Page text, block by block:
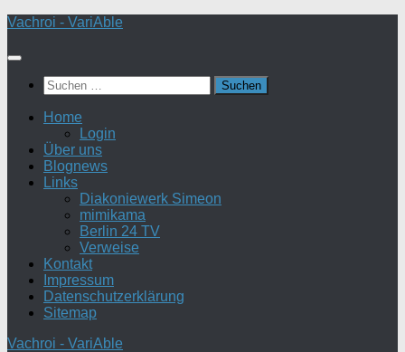
Zum
springen
Vachroi - VariAble
Suchen
nach:
Home
Login
Über uns
Blognews
Links
Diakoniewerk Simeon
mimikama
Berlin 24 TV
Verweise
Kontakt
Impressum
Datenschutzerklärung
Sitemap
Vachroi - VariAble